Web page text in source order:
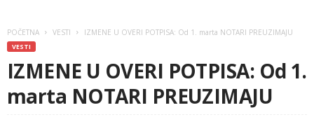
POČETNA VESTI IZMENE U OVERI POTPISA: Od 1. marta NOTARI PREUZIMAJU
VESTI
IZMENE U OVERI POTPISA: Od 1.
marta NOTARI PREUZIMAJU